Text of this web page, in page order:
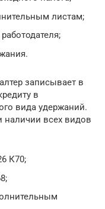
листам;
записывает в
в
вида удержаний.
наличии всех видов
К70;